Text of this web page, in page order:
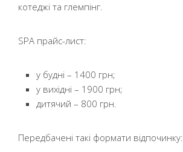
котеджі та глемпінг.
SPA прайс-лист:
у будні – 1400 грн;
у вихідні – 1900 грн;
дитячий – 800 грн.
Передбачені такі формати відпочинку: